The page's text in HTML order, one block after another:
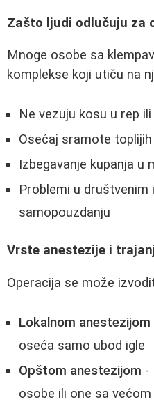
Zašto ljudi odlučuju za
Mnoge osobe sa
komplekse koji utiču na
Ne vezuju kosu u rep
Osećaj sramote toplijih
Izbegavanje kupanja u
Problemi u društvenim
samopouzdanju
Vrste anestezije i
Operacija se može
Lokalnom anestezijom
oseća samo ubod igle
Opštom anestezijom -
osobe ili one sa